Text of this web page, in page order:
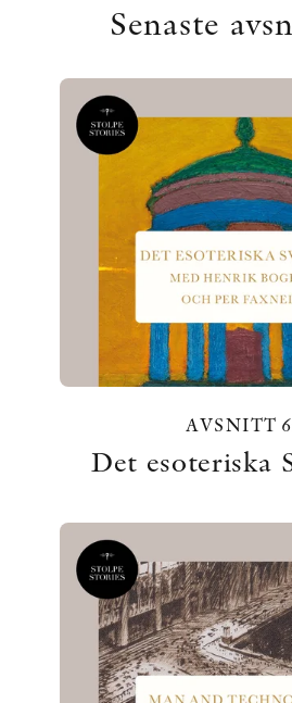
Senaste
AVSNITT
Det esoteriska